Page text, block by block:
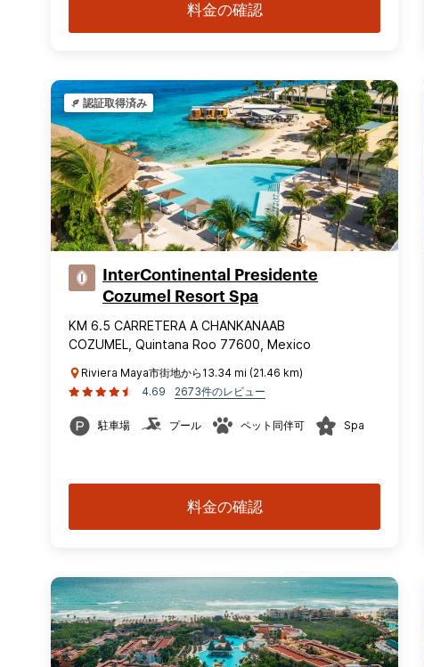
料金の確認
認証取得済み
InterContinental Presidente
Cozumel Resort Spa
KM 6.5 CARRETERA A CHANKANAAB
COZUMEL, Quintana Roo 77600, Mexico
Riviera Maya市街地から13.34 mi (21.46 km)
4.69
2673件のレビュー
駐車場 プール ペット同伴可 Spa
料金の確認